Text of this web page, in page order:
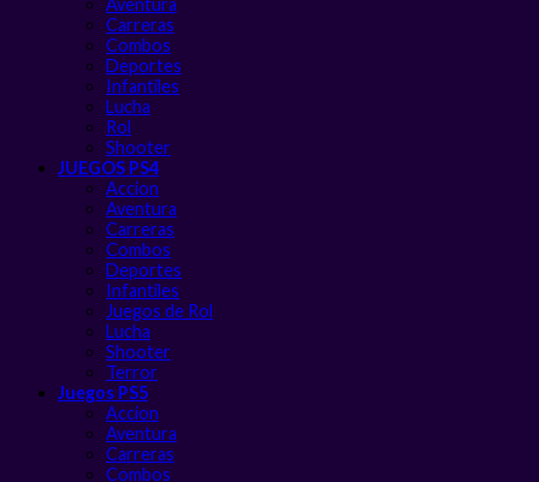
Carreras
Combos
Deportes
Infantiles
Lucha
Rol
Shooter
JUEGOS PS4
Accion
Aventura
Carreras
Combos
Deportes
Infantiles
Juegos de Rol
Lucha
Shooter
Terror
Juegos PS5
Accion
Aventura
Carreras
Combos